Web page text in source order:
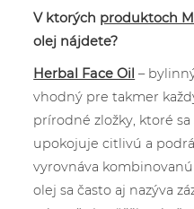
V ktorých produktoch
olej nájdete?
Herbal Face Oil –
vhodný pre takmer
prírodné zložky, ktoré
upokojuje citlivú a
vyrovnáva
olej sa často aj nazýva